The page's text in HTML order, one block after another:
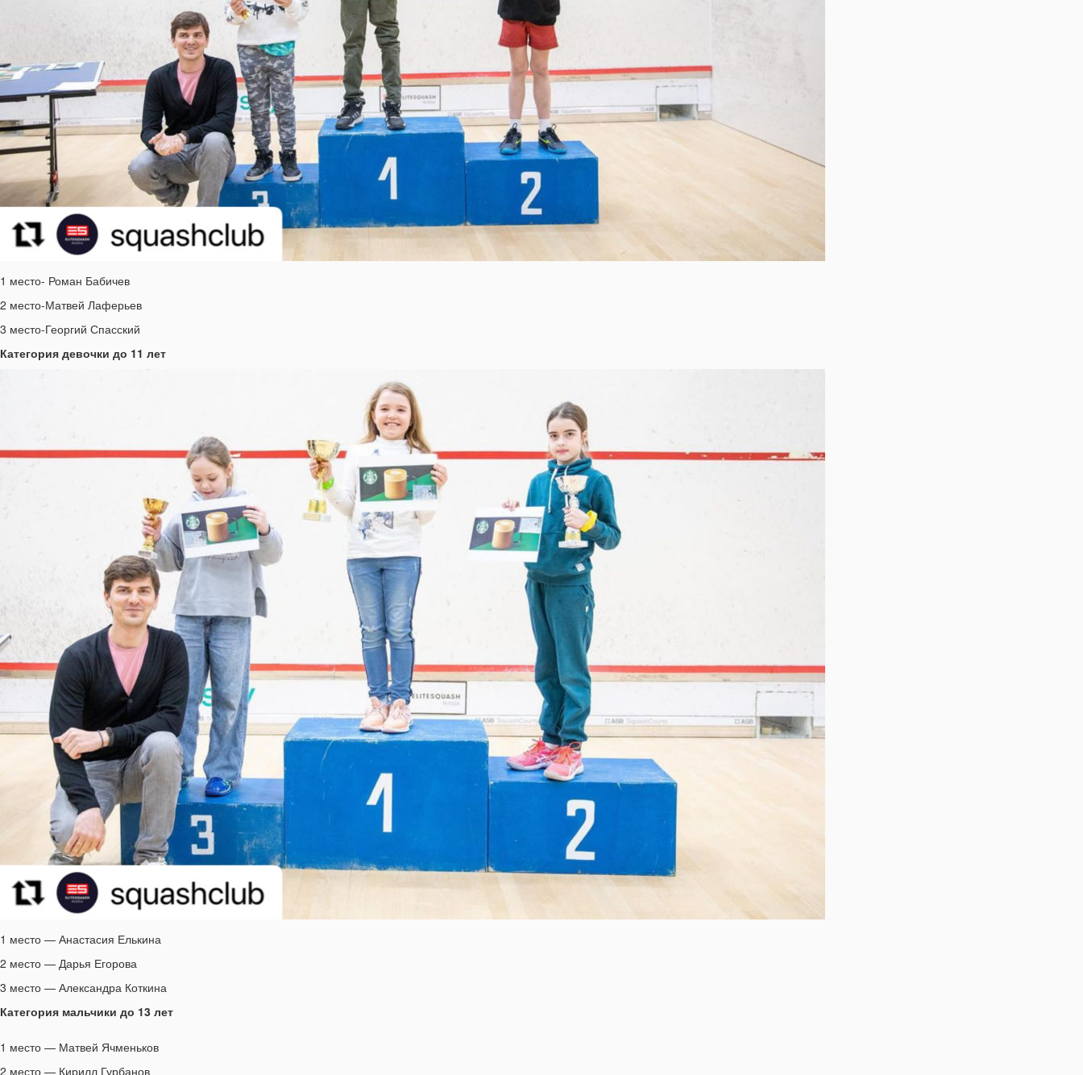
1 место- Роман Бабичев
2 место-Матвей Лаферьев
3 место-Георгий Спасский
Категория девочки до 11 лет
1 место — Анастасия Елькина
2 место — Дарья Егорова
3 место — Александра Коткина
Категория мальчики до 13 лет
1 место — Матвей Ячменьков
2 место — Кирилл Гурбанов